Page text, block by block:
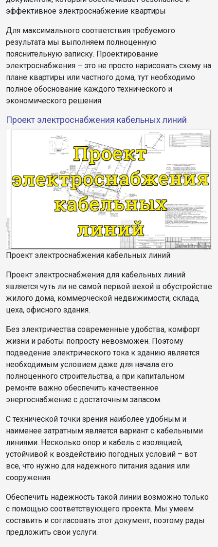
эффективное электроснабжение квартиры
Для максимального соответствия требуемого
результата мы выполняем полноценную
пояснительную записку. Проектирование
электроснабжения – это не просто нарисовать схему на
плане квартиры или частного дома, тут необходимо
полное обоснование каждого технического и
экономического решения.
Проект электроснабжения кабельных линий
Проект электроснабжения кабельных линий
Проект электроснабжения для кабельных линий
является чуть ли не самой первой вехой в обустройстве
жилого дома, коммерческой недвижимости, склада,
цеха, офисного здания.
Без электричества современные удобства, комфорт
жизни и работы попросту невозможен. Поэтому
подведение электрического тока к зданию является
необходимым условием даже для начала его
полноценного строительства, а при капитальном
ремонте важно обеспечить качественное
энергоснабжение с достаточным запасом.
С технической точки зрения наиболее удобным и
наименее затратным является вариант с кабельными
линиями. Несколько опор и кабель с изоляцией,
устойчивой к воздействию погодных условий – вот
все, что нужно для надежного питания здания или
сооружения.
Обеспечить надежность такой линии возможно только
с помощью соответствующего проекта. Мы умеем
составить и согласовать этот документ, поэтому рады
предложить свои услуги.